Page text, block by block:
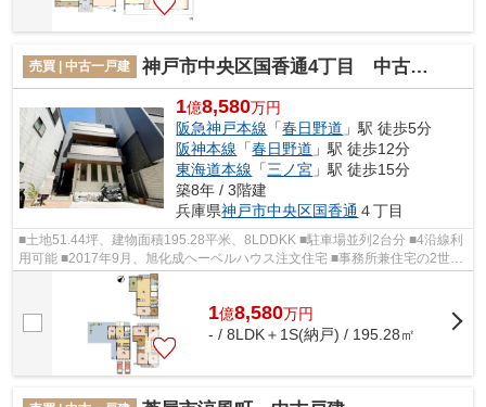
売買 | 中古一戸建 神戸市中央区国香通4丁目 中古戸建
1億8,580万円
阪急神戸本線 「春日野道 」駅 徒歩5分
阪神本線 「春日野道 」駅 徒歩12分
東海道本線 「三ノ宮 」駅 徒歩15分
築8年 / 3階建
兵庫県神戸市中央区国香通 ４丁目
■土地51.44坪、建物面積195.28平米、8LDDKK ■駐車場並列2台分 ■4沿線利
用可能 ■2017年9月、旭化成ヘーベルハウス注文住宅 ■事務所兼住宅の2世帯
住居 ■賃貸中の土地84.21平米と一括して...
1億8,580万円
- / 8LDK＋1S(納戸) / 195.28㎡